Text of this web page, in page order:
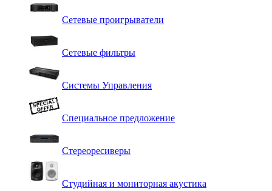
Сетевые проигрыватели
Сетевые фильтры
Системы Управления
Специальное предложение
Стереоресиверы
Студийная и мониторная акустика